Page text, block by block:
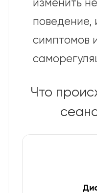
изменить
поведение,
симптомов
Что